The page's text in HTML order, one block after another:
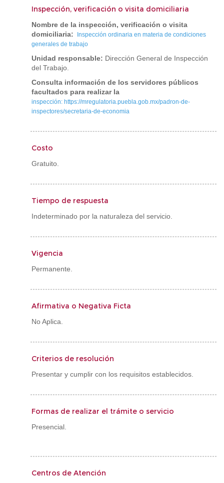
Inspección, verificación o visita domiciliaria
Nombre de la inspección, verificación o visita
domiciliaria:
Inspección ordinaria en materia de condiciones
generales de trabajo
Unidad responsable: Dirección General de Inspección
del Trabajo.
Consulta información de los servidores públicos
facultados para realizar la
inspección: https://mregulatoria.puebla.gob.mx/padron-de-
inspectores/secretaria-de-economia
Costo
Gratuito.
Tiempo de respuesta
Indeterminado por la naturaleza del servicio.
Vigencia
Permanente.
Afirmativa o Negativa Ficta
No Aplica.
Criterios de resolución
Presentar y cumplir con los requisitos establecidos.
Formas de realizar el trámite o servicio
Presencial.
Centros de Atención